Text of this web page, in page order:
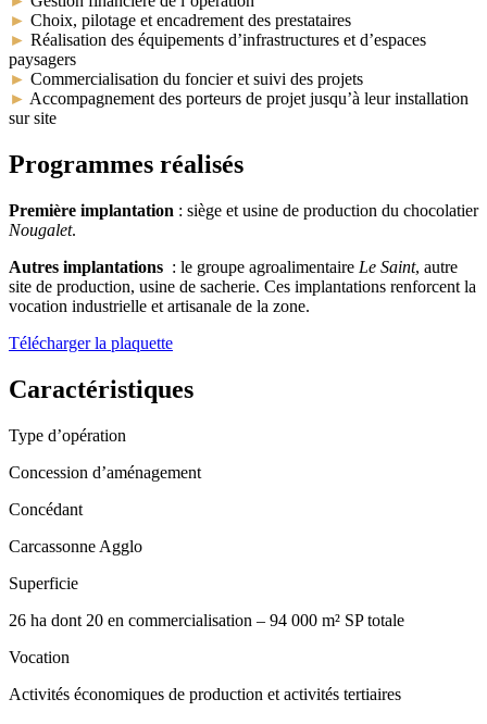
► Choix, pilotage et encadrement des prestataires
► Réalisation des équipements d’infrastructures et d’espaces
paysagers
► Commercialisation du foncier et suivi des projets
► Accompagnement des porteurs de projet jusqu’à leur installation
sur site
Programmes réalisés
Première implantation : siège et usine de production du chocolatier
Nougalet.
Autres implantations : le groupe agroalimentaire Le Saint, autre
site de production, usine de sacherie. Ces implantations renforcent la
vocation industrielle et artisanale de la zone.
Télécharger la plaquette
Caractéristiques
Type d’opération
Concession d’aménagement
Concédant
Carcassonne Agglo
Superficie
26 ha dont 20 en commercialisation – 94 000 m² SP totale
Vocation
Activités économiques de production et activités tertiaires